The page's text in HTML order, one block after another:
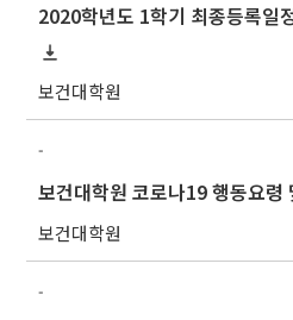
보건대학원
-
보건대학원 코로나19 행동요령
보건대학원
-